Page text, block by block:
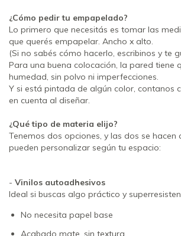
¿Cómo pedir tu empapelado?
Lo primero que necesitás es tomar las
que querés empapelar. Ancho x alto.
(Si no sabés cómo hacerlo, escribinos y te
Para una buena colocación, la pared tiene
humedad, sin polvo ni imperfecciones.
Y si está pintada de algún color, contanos
en cuenta al diseñar.
¿Qué tipo de materia elijo?
Tenemos dos opciones, y las dos se hacen
pueden personalizar según tu espacio:
- Vinilos autoadhesivos
Ideal si buscas algo práctico y
No necesita papel base
Acabado mate, sin textura